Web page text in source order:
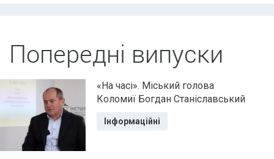
Попередні випуски
«На часі». Міський голова
Коломиї Богдан Станіславський
Інформаційні